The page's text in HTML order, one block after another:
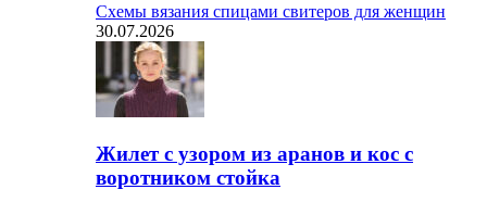
Схемы вязания спицами свитеров для женщин
30.07.2026
Жилет с узором из аранов и кос с
воротником стойка